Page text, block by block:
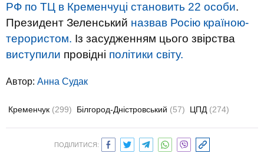
РФ по ТЦ в Кременчуці становить 22 особи.
Президент Зеленський назвав Росію країною-
терористом. Із засудженням цього звірства
виступили провідні політики світу.
Автор: Анна Судак
Кременчук (299) Білгород-Дністровський (57) ЦПД (274)
ПОДІЛИТИСЯ: